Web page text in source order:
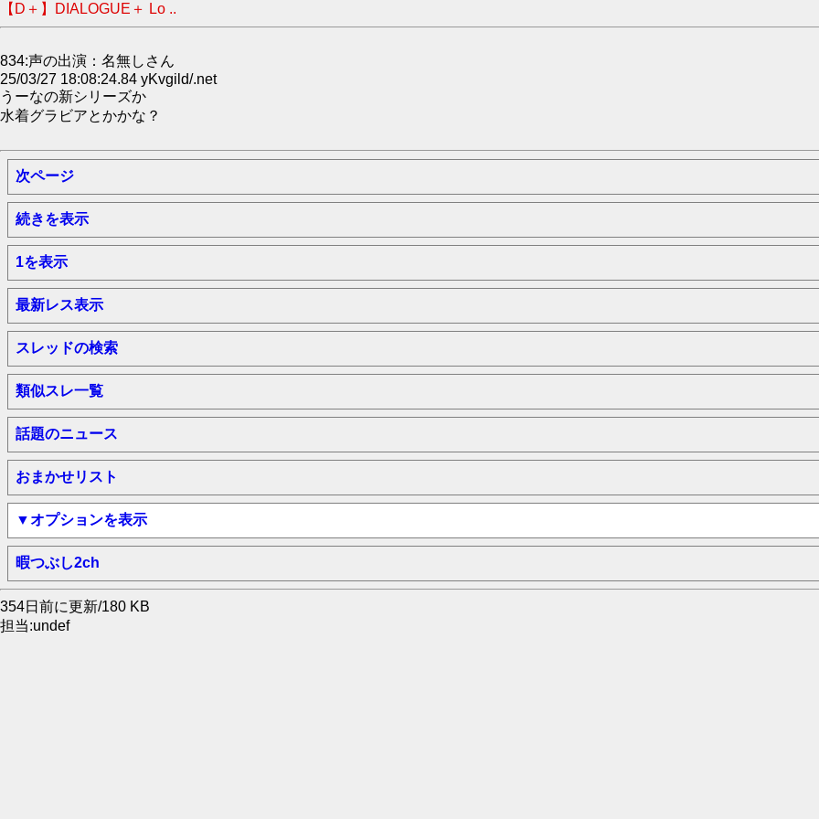
【D＋】DIALOGUE＋ Lo ..
834:声の出演：名無しさん
25/03/27 18:08:24.84 yKvgild/.net
うーなの新シリーズか
水着グラビアとかかな？
次ページ
続きを表示
1を表示
最新レス表示
スレッドの検索
類似スレ一覧
話題のニュース
おまかせリスト
▼オプションを表示
暇つぶし2ch
354日前に更新/180 KB
担当:undef